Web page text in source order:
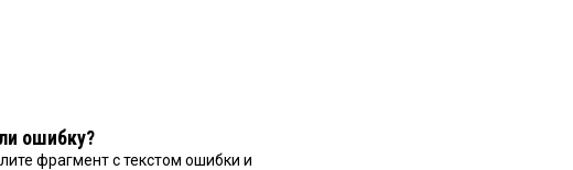
ошибку?
фрагмент с текстом ошибки и